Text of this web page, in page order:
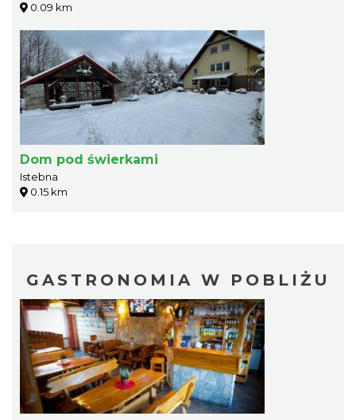
0.09 km
Dom pod świerkami
Istebna
0.15 km
GASTRONOMIA W POBLIŻU